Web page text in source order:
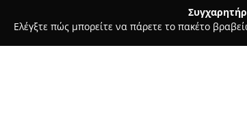
Ελέγξτε πώς μπορείτε να πάρετε το πακέτο